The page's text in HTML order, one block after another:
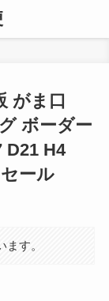
がま口
ボーダー
D21 H4
ール
す。